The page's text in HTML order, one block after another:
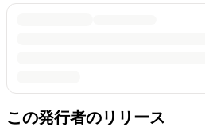
この発行者のリリース